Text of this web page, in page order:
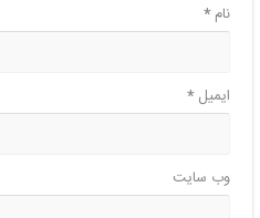
نام*
ایمیل*
وب‌ سایت